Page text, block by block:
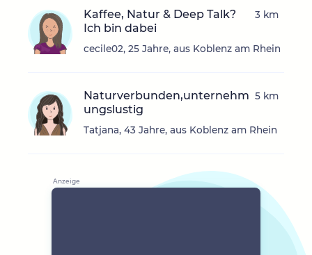
Kaffee, Natur & Deep Talk?
Ich bin dabei
cecile02, 25 Jahre, aus Koblenz am Rhein
3 km
Naturverbunden,unternehm
ungslustig
Tatjana, 43 Jahre, aus Koblenz am Rhein
5 km